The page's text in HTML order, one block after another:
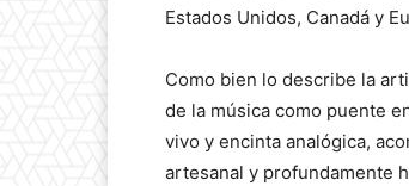
Estados Unidos, Canadá y
Como bien lo describe la
de la música como puente
vivo y encinta analógica,
artesanal y profundamente